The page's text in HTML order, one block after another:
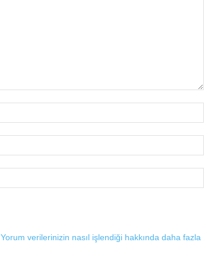
Yorum verilerinizin nasıl işlendiği hakkında daha fazla